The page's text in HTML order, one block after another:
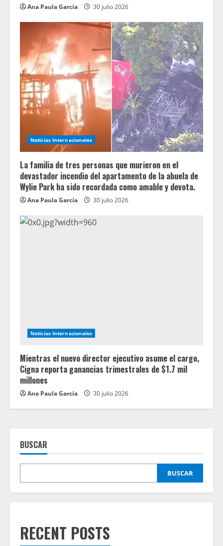
Ana Paula García 30 julio 2026
Noticias Internacionales
La familia de tres personas que murieron en el
devastador incendio del apartamento de la abuela de
Wylie Park ha sido recordada como amable y devota.
Ana Paula García 30 julio 2026
Noticias Internacionales
Mientras el nuevo director ejecutivo asume el cargo,
Cigna reporta ganancias trimestrales de $1.7 mil
millones
Ana Paula García 30 julio 2026
BUSCAR
BUSCAR
RECENT POSTS